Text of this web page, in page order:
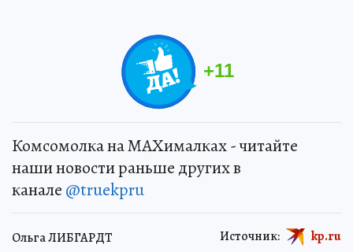
+11
Комсомолка на MAXималках - читайте
наши новости раньше других в
канале @truekpru
Ольга ЛИБГАРДТ Источник: kp.ru